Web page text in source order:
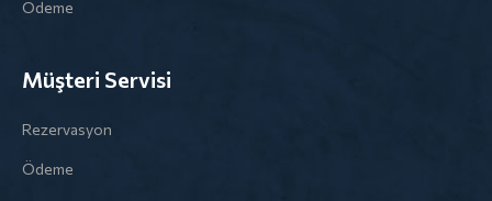
Ödeme
Müşteri Servisi
Rezervasyon
Ödeme